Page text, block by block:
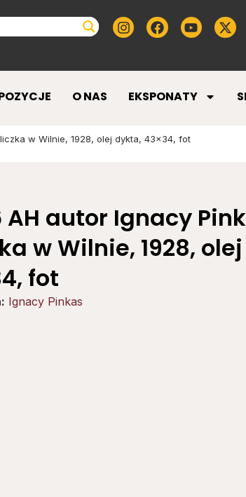
O NAS EKSPONATY
w Wilnie, 1928, olej dykta, 43×34, fot
AH autor Ignacy
w Wilnie, 1928,
fot
Ignacy Pinkas